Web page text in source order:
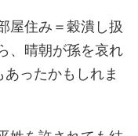
屋住み＝穀潰し扱
、晴朝が孫を哀れ
ったかもしれま